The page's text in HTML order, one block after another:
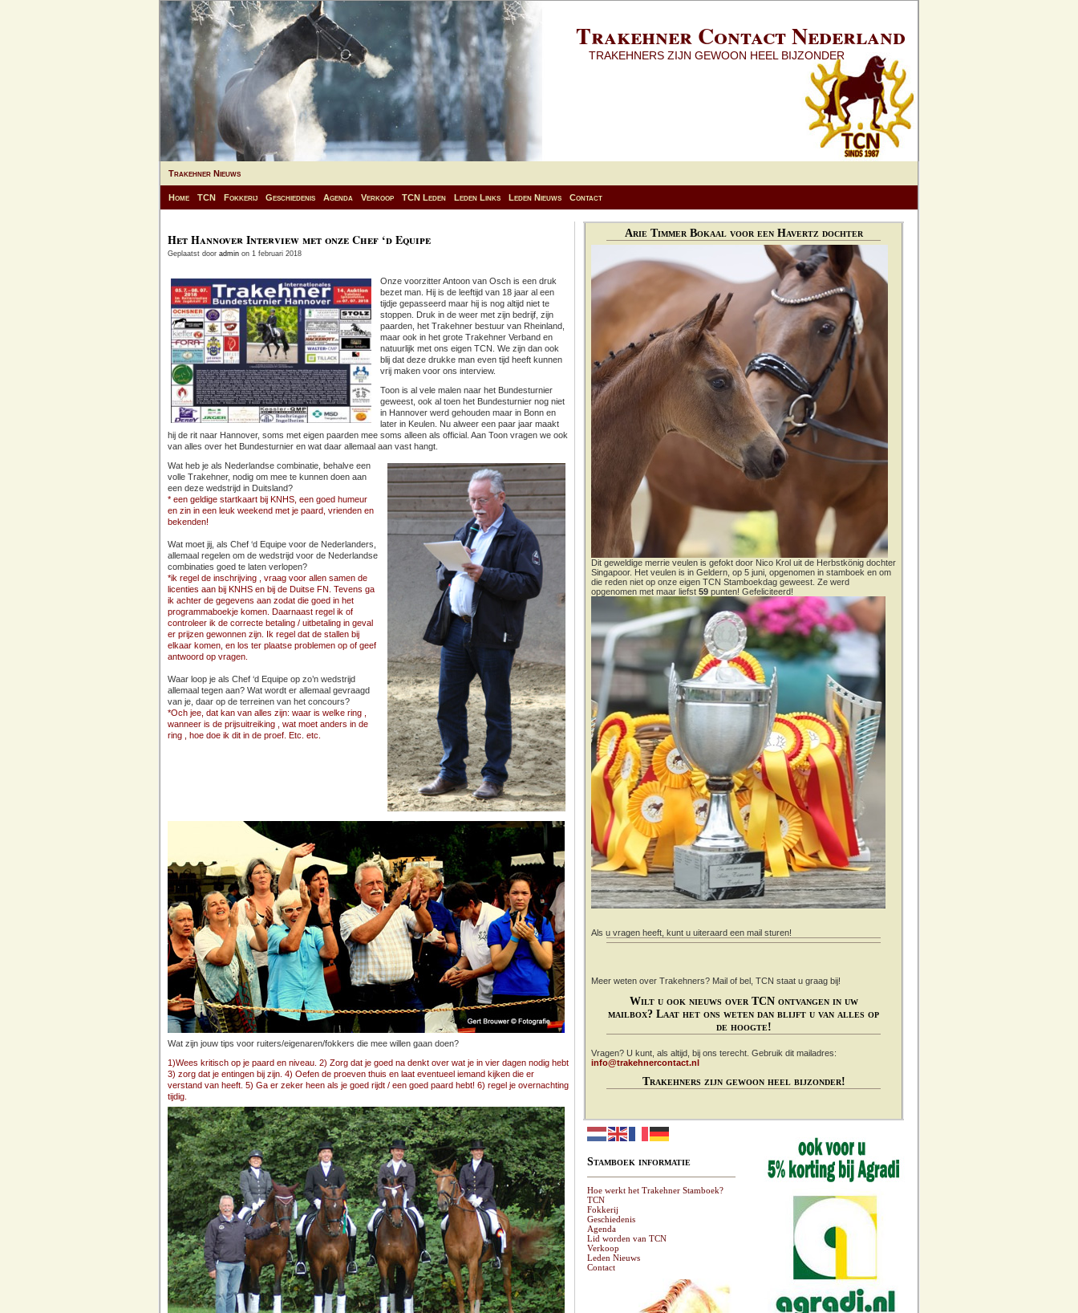
Trakehner Contact Nederland
TRAKEHNERS ZIJN GEWOON HEEL BIJZONDER
Trakehner Nieuws
Home TCN Fokkerij Geschiedenis Agenda Verkoop TCN Leden Leden Links Leden Nieuws Contact
Het Hannover Interview met onze Chef ‘d Equipe
Geplaatst door admin on 1 februari 2018
Onze voorzitter Antoon van Osch is een druk
bezet man. Hij is de leeftijd van 18 jaar al een
tijdje gepasseerd maar hij is nog altijd niet te
stoppen. Druk in de weer met zijn bedrijf, zijn
paarden, het Trakehner bestuur van Rheinland,
maar ook in het grote Trakehner Verband en
natuurlijk met ons eigen TCN. We zijn dan ook
blij dat deze drukke man even tijd heeft kunnen
vrij maken voor ons interview.
Toon is al vele malen naar het Bundesturnier
geweest, ook al toen het Bundesturnier nog niet
in Hannover werd gehouden maar in Bonn en
later in Keulen. Nu alweer een paar jaar maakt
hij de rit naar Hannover, soms met eigen paarden mee soms alleen als official. Aan Toon vragen we ook
van alles over het Bundesturnier en wat daar allemaal aan vast hangt.
Wat heb je als Nederlandse combinatie, behalve een
volle Trakehner, nodig om mee te kunnen doen aan
een deze wedstrijd in Duitsland?
* een geldige startkaart bij KNHS, een goed humeur
en zin in een leuk weekend met je paard, vrienden en
bekenden!
Wat moet jij, als Chef ‘d Equipe voor de Nederlanders,
allemaal regelen om de wedstrijd voor de Nederlandse
combinaties goed te laten verlopen?
*ik regel de inschrijving , vraag voor allen samen de
licenties aan bij KNHS en bij de Duitse FN. Tevens ga
ik achter de gegevens aan zodat die goed in het
programmaboekje komen. Daarnaast regel ik of
controleer ik de correcte betaling / uitbetaling in geval
er prijzen gewonnen zijn. Ik regel dat de stallen bij
elkaar komen, en los ter plaatse problemen op of geef
antwoord op vragen.
Waar loop je als Chef ‘d Equipe op zo’n wedstrijd
allemaal tegen aan? Wat wordt er allemaal gevraagd
van je, daar op de terreinen van het concours?
*Och jee, dat kan van alles zijn: waar is welke ring ,
wanneer is de prijsuitreiking , wat moet anders in de
ring , hoe doe ik dit in de proef. Etc. etc.
Wat zijn jouw tips voor ruiters/eigenaren/fokkers die mee willen gaan doen?
1)Wees kritisch op je paard en niveau. 2) Zorg dat je goed na denkt over wat je in vier dagen nodig hebt
3) zorg dat je entingen bij zijn. 4) Oefen de proeven thuis en laat eventueel iemand kijken die er
verstand van heeft. 5) Ga er zeker heen als je goed rijdt / een goed paard hebt! 6) regel je overnachting
tijdig.
Arie Timmer Bokaal voor een Havertz dochter
Dit geweldige merrie veulen is gefokt door Nico Krol uit de Herbstkönig dochter
Singapoor. Het veulen is in Geldern, op 5 juni, opgenomen in stamboek en om
die reden niet op onze eigen TCN Stamboekdag geweest. Ze werd
opgenomen met maar liefst 59 punten! Gefeliciteerd!
Als u vragen heeft, kunt u uiteraard een mail sturen!
Meer weten over Trakehners? Mail of bel, TCN staat u graag bij!
Wilt u ook nieuws over TCN ontvangen in uw
mailbox? Laat het ons weten dan blijft u van alles op
de hoogte!
Vragen? U kunt, als altijd, bij ons terecht. Gebruik dit mailadres:
info@trakehnercontact.nl
Trakehners zijn gewoon heel bijzonder!
Stamboek informatie
Hoe werkt het Trakehner Stamboek?
TCN
Fokkerij
Geschiedenis
Agenda
Lid worden van TCN
Verkoop
Leden Nieuws
Contact